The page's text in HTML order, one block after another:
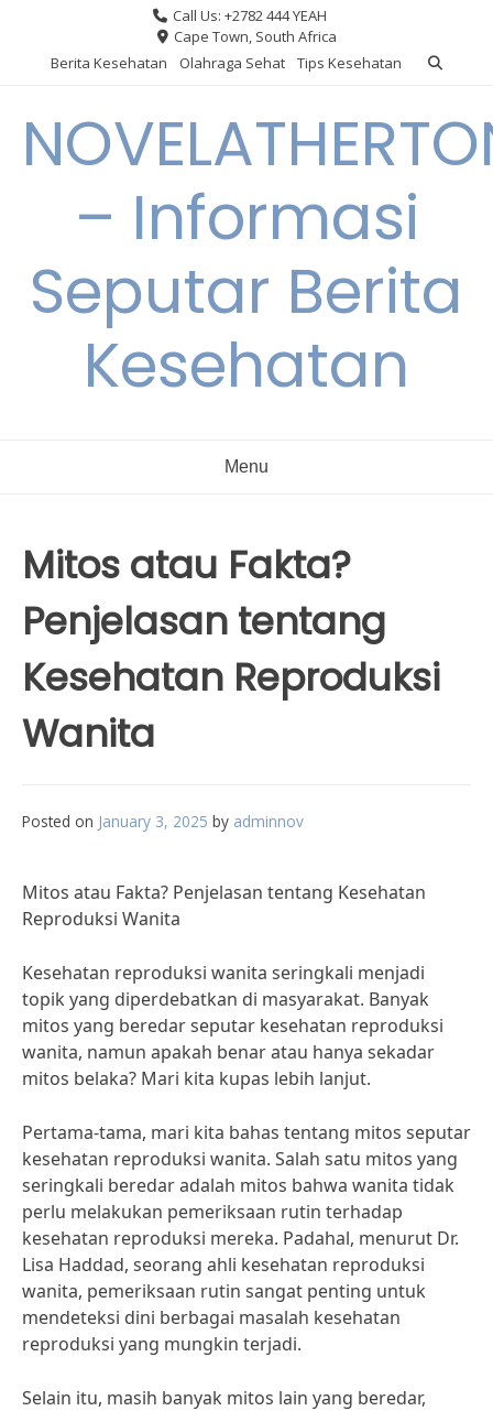
content
Call Us: +2782 444 YEAH
Cape Town, South Africa
Berita Kesehatan
Olahraga Sehat Tips Kesehatan
– Informasi
Seputar Berita
Kesehatan
Menu
Mitos atau Fakta?
Penjelasan tentang
Kesehatan Reproduksi
Wanita
Posted on January 3, 2025 by adminnov
Mitos atau Fakta? Penjelasan tentang Kesehatan
Reproduksi Wanita
Kesehatan reproduksi wanita seringkali menjadi
topik yang diperdebatkan di masyarakat. Banyak
mitos yang beredar seputar kesehatan reproduksi
wanita, namun apakah benar atau hanya sekadar
mitos belaka? Mari kita kupas lebih lanjut.
Pertama-tama, mari kita bahas tentang mitos seputar
kesehatan reproduksi wanita. Salah satu mitos yang
seringkali beredar adalah mitos bahwa wanita tidak
perlu melakukan pemeriksaan rutin terhadap
kesehatan reproduksi mereka. Padahal, menurut Dr.
Lisa Haddad, seorang ahli kesehatan reproduksi
wanita, pemeriksaan rutin sangat penting untuk
mendeteksi dini berbagai masalah kesehatan
reproduksi yang mungkin terjadi.
Selain itu, masih banyak mitos lain yang beredar,